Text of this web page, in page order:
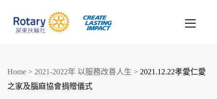
Home > 2021-2022年 以服務改善人生 > 2021.12.22孝愛仁愛
之家及腦麻協會捐贈儀式